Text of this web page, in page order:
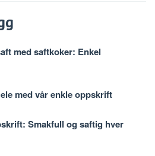
med saftkoker: Enkel
med vår enkle oppskrift
Smakfull og saftig hver